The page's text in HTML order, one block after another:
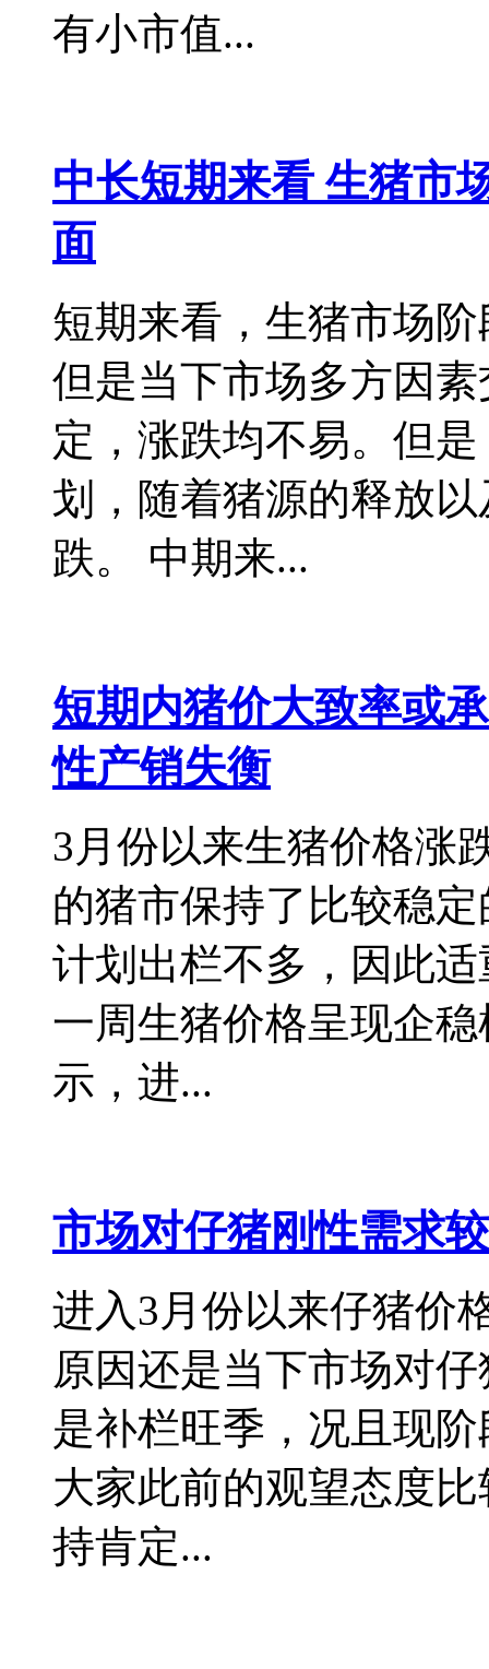
有小市值...
中长短期来看 生猪市
面
短期来看，生猪市场
但是当下市场多方因
定，涨跌均不易。但
划，随着猪源的释放
跌。 中期来...
短期内猪价大致率或
性产销失衡
3月份以来生猪价格涨
的猪市保持了比较稳
计划出栏不多，因此
一周生猪价格呈现企
示，进...
市场对仔猪刚性需求
进入3月份以来仔猪价
原因还是当下市场对
是补栏旺季，况且现
大家此前的观望态度
持肯定...